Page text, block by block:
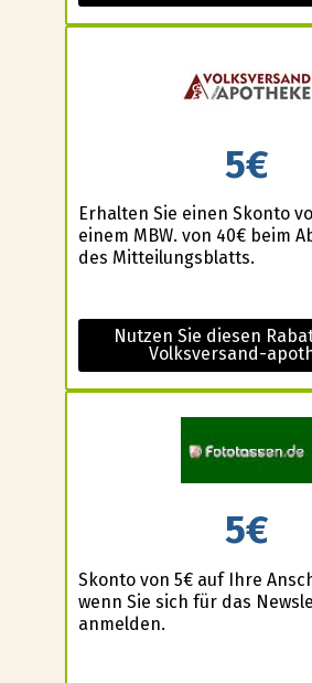
5€
Erhalten Sie einen Skonto
einem MBW. von 40€ beim
des Mitteilungsblatts.
Nutzen Sie diesen
Volksversand-
5€
Skonto von 5€ auf Ihre
wenn Sie sich für das
anmelden.